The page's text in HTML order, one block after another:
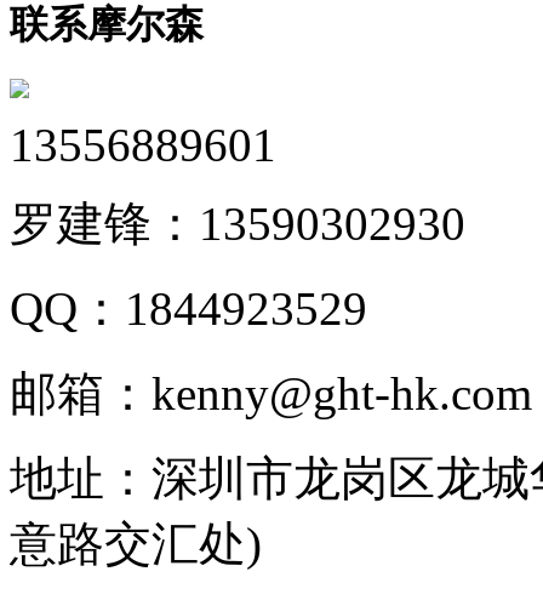
联系摩尔森
13556889601
罗建锋： 13590302930
QQ： 1844923529
邮箱： kenny@ght-hk.com
地址： 深圳市龙岗区龙
意路交汇处)